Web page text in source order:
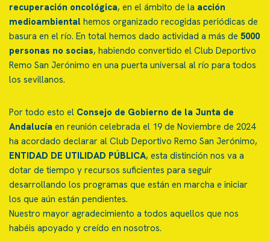
recuperación oncológica, en el ámbito de la acción
medioambiental hemos organizado recogidas periódicas de
basura en el río. En total hemos dado actividad a más de 5000
personas no socias, habiendo convertido el Club Deportivo
Remo San Jerónimo en una puerta universal al río para todos
los sevillanos.
Por todo esto el Consejo de Gobierno de la Junta de
Andalucía en reunión celebrada el 19 de Noviembre de 2024
ha acordado declarar al Club Deportivo Remo San Jerónimo,
ENTIDAD DE UTILIDAD PÚBLICA, esta distinción nos va a
dotar de tiempo y recursos suficientes para seguir
desarrollando los programas que están en marcha e iniciar
los que aún están pendientes.
Nuestro mayor agradecimiento a todos aquellos que nos
habéis apoyado y creído en nosotros.